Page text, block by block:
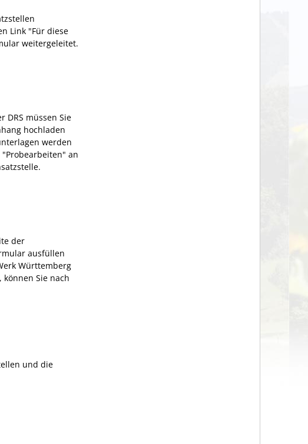
Link "Für diese
weitergeleitet.
DRS müssen Sie
hochladen
werden
an
der
ausfüllen
Württemberg
Sie nach
und die